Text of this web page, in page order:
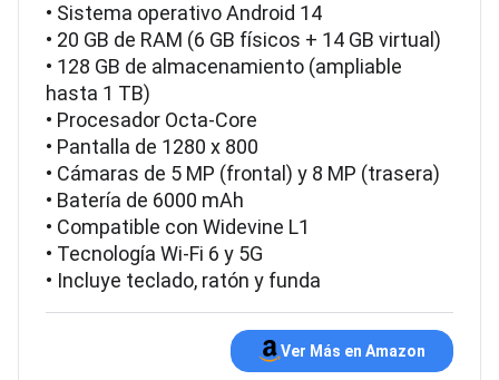
• Sistema operativo Android 14
• 20 GB de RAM (6 GB físicos + 14 GB virtual)
• 128 GB de almacenamiento (ampliable
hasta 1 TB)
• Procesador Octa-Core
• Pantalla de 1280 x 800
• Cámaras de 5 MP (frontal) y 8 MP (trasera)
• Batería de 6000 mAh
• Compatible con Widevine L1
• Tecnología Wi-Fi 6 y 5G
• Incluye teclado, ratón y funda
Ver Más en Amazon